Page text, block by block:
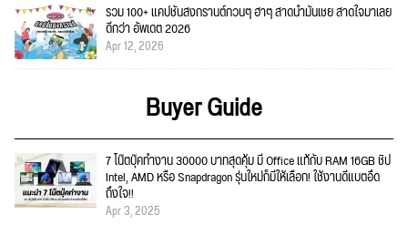
รวม 100+ แคปชั่นสงกรานต์กวนๆ ฮาๆ สาดน้ำมันเชย สาดใจมาเลย
ดีกว่า อัพเดต 2026
Apr 12, 2026
Buyer Guide
7 โน๊ตบุ๊คทำงาน 30000 บาทสุดคุ้ม มี Office แท้กับ RAM 16GB ชิป
Intel, AMD หรือ Snapdragon รุ่นใหม่ก็มีให้เลือก! ใช้งานดีแบตอึด
ถึงใจ!!
Apr 3, 2025